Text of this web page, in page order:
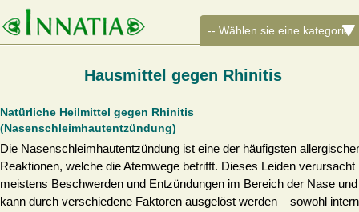
Hausmittel gegen Rhinitis
Natürliche Heilmittel gegen Rhinitis
(Nasenschleimhautentzündung)
Die Nasenschleimhautentzündung ist eine der häufigsten
Reaktionen, welche die Atemwege betrifft. Dieses Leiden verursacht
meistens Beschwerden und Entzündungen im Bereich der Nase und
kann durch verschiedene Faktoren ausgelöst werden – sowohl